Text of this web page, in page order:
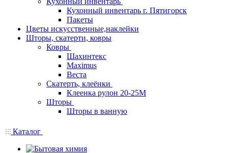
Кухонный инвентарь г. Пятигорск
Пакеты
Цветы искусственные,наклейки
Шторы, скатерти, ковры
Ковры
Шахинтекс
Maximus
Веста
Скатерть, клеёнки
Клеенка рулон 20-25М
Шторы
Шторы в ванную
Каталог